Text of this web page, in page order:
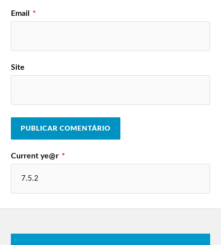
Email *
Site
Current ye@r *